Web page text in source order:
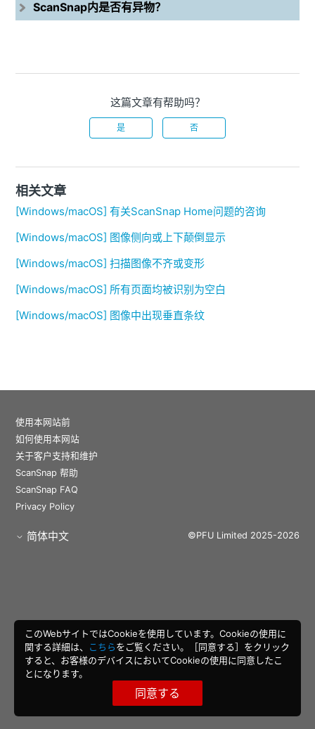
ScanSnap内是否有异物？
这篇文章有帮助吗？
是 否
相关文章
[Windows/macOS] 有关ScanSnap Home问题的咨询
[Windows/macOS] 图像侧向或上下颠倒显示
[Windows/macOS] 扫描图像不齐或变形
[Windows/macOS] 所有页面均被识别为空白
[Windows/macOS] 图像中出现垂直条纹
使用本网站前
如何使用本网站
关于客户支持和维护
ScanSnap 帮助
ScanSnap FAQ
Privacy Policy
简体中文 ©PFU Limited 2025-2026
このWebサイトではCookieを使用しています。Cookieの使用に
関する詳細は、
こちらをご覧ください。［同意する］をクリック
すると、お客様のデバイスにおいてCookieの使用に同意したこ
とになります。
同意する